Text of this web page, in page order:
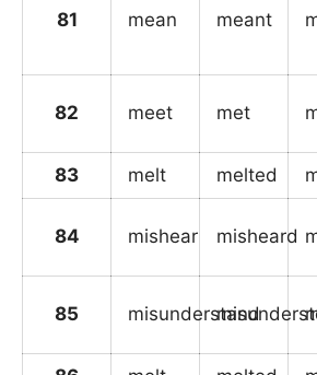
81 mean meant
82 meet met
83 melt melted
84 mishear misheard
85 misunderstand